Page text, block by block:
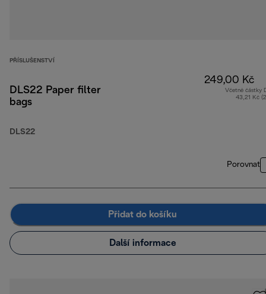
PŘÍSLUŠENSTVÍ
DLS22 Paper filter
bags
DLS22
249,00 Kč
Včetně částky
43,21 Kč
Porovnat
Přidat do košíku
Další informace